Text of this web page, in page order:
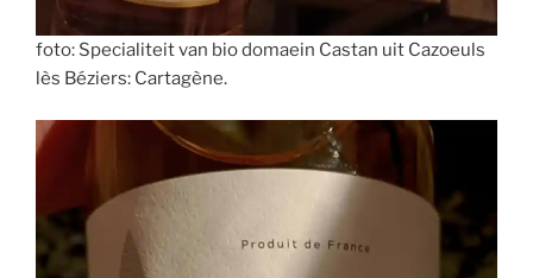
foto: Specialiteit van bio domaein Castan uit Cazoeuls
lès Béziers: Cartagène.